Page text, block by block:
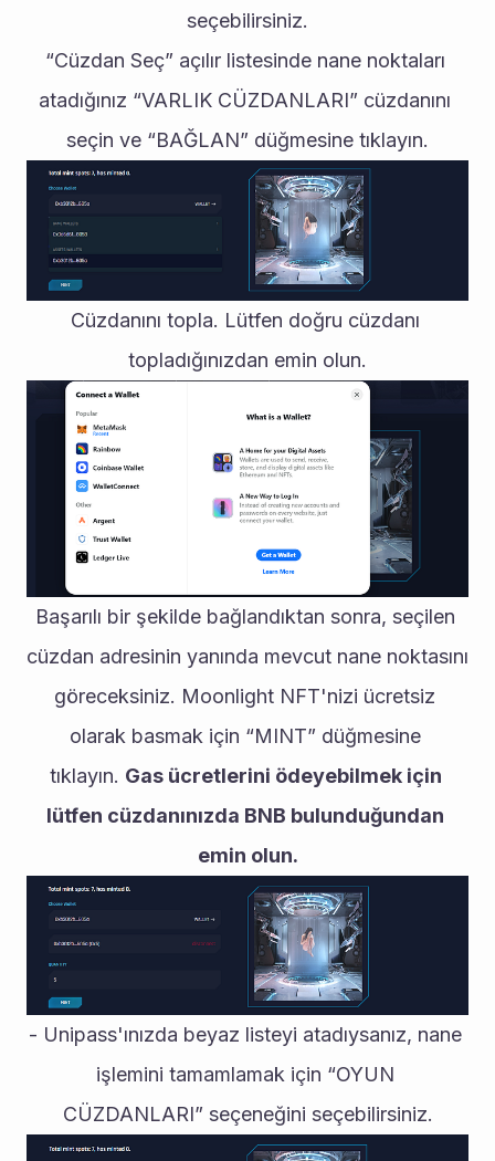
seçebilirsiniz.
“Cüzdan Seç” açılır listesinde nane noktaları
atadığınız “VARLIK CÜZDANLARI” cüzdanını
seçin ve “BAĞLAN” düğmesine tıklayın.
Cüzdanını topla. Lütfen doğru cüzdanı
topladığınızdan emin olun.
Başarılı bir şekilde bağlandıktan sonra, seçilen
cüzdan adresinin yanında mevcut nane noktasını
göreceksiniz. Moonlight NFT'nizi ücretsiz
olarak basmak için “MINT” düğmesine
tıklayın. Gas ücretlerini ödeyebilmek için
lütfen cüzdanınızda BNB bulunduğundan
emin olun.
- Unipass'ınızda beyaz listeyi atadıysanız, nane
işlemini tamamlamak için “OYUN
CÜZDANLARI” seçeneğini seçebilirsiniz.